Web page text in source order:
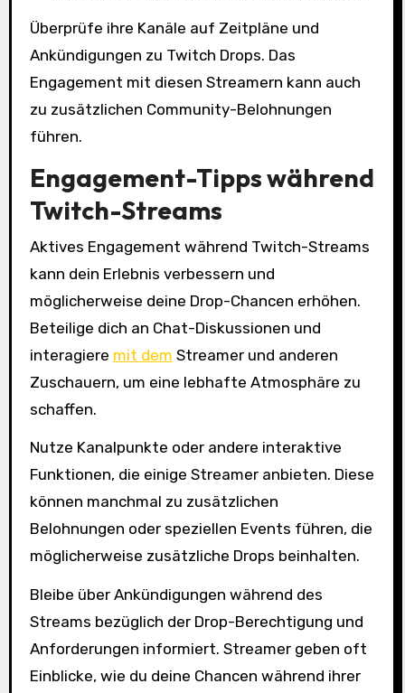
Überprüfe ihre Kanäle auf Zeitpläne und
Ankündigungen zu Twitch Drops. Das
Engagement mit diesen Streamern kann auch
zu zusätzlichen Community-Belohnungen
führen.
Engagement-Tipps während
Twitch-Streams
Aktives Engagement während Twitch-Streams
kann dein Erlebnis verbessern und
möglicherweise deine Drop-Chancen erhöhen.
Beteilige dich an Chat-Diskussionen und
interagiere mit dem Streamer und anderen
Zuschauern, um eine lebhafte Atmosphäre zu
schaffen.
Nutze Kanalpunkte oder andere interaktive
Funktionen, die einige Streamer anbieten. Diese
können manchmal zu zusätzlichen
Belohnungen oder speziellen Events führen, die
möglicherweise zusätzliche Drops beinhalten.
Bleibe über Ankündigungen während des
Streams bezüglich der Drop-Berechtigung und
Anforderungen informiert. Streamer geben oft
Einblicke, wie du deine Chancen während ihrer